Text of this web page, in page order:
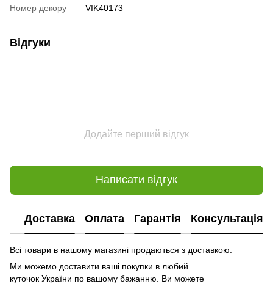
Номер декору
VIK40173
Відгуки
Додайте перший відгук
Написати відгук
Доставка Оплата Гарантія Консультація
Всі товари в нашому магазині продаються з доставкою.
Ми можемо доставити ваші покупки в любий
куточок України по вашому бажанню. Ви можете